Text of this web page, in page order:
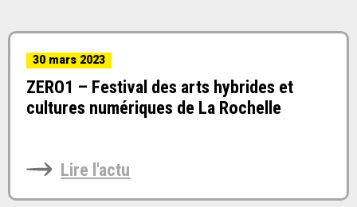
30 mars 2023
ZERO1 – Festival des arts hybrides et
cultures numériques de La Rochelle
Lire l'actu